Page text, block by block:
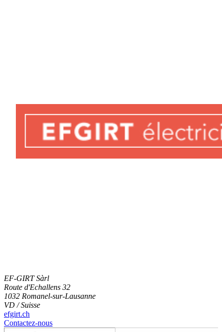
EF-GIRT Sàrl
Route d'Echallens 32
1032 Romanel-sur-Lausanne
VD / Suisse
efgirt.ch
Contactez-nous